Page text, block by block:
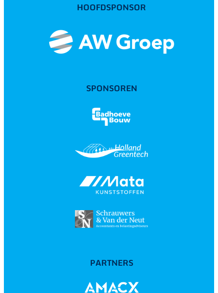
HOOFDSPONSOR
SPONSOREN
PARTNERS